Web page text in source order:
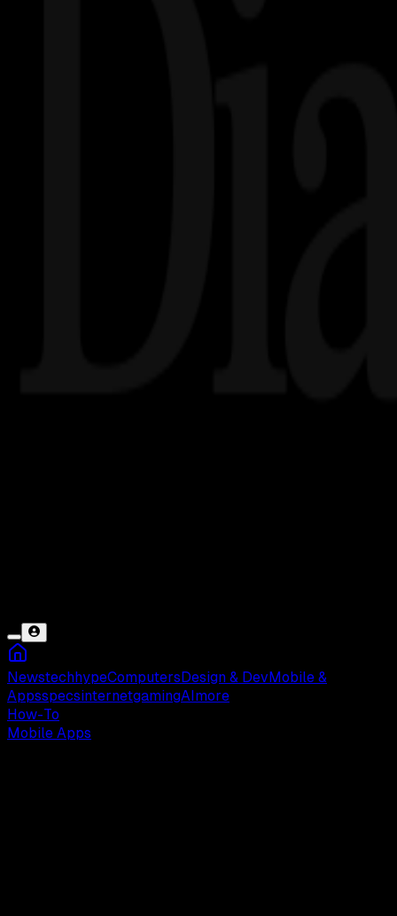
NewstechhypeComputers Design & Dev Mobile &
AppsspecsinternetgamingAI more
How-To
Mobile Apps